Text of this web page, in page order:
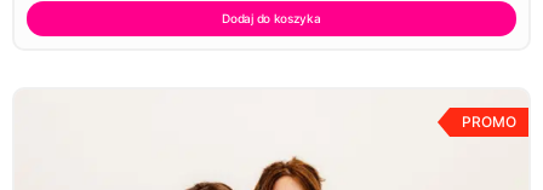
Dodaj do koszyka
PROMO